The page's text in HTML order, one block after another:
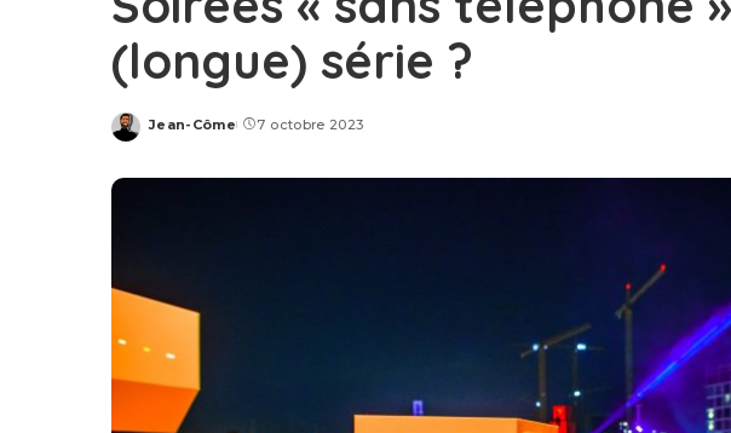
(longue) série ?
Posted
Jean-Côme 7 octobre 2023